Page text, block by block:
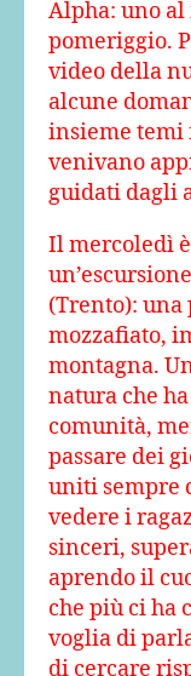
Alpha: uno
pomeriggio.
video della
alcune
insieme temi
venivano
guidati dagli
Il mercoledì
(Trento): una
mozzafiato,
montagna.
natura che
comunità,
passare dei
uniti sempre
vedere i
sinceri,
aprendo il
che più ci ha
voglia di
di cercare